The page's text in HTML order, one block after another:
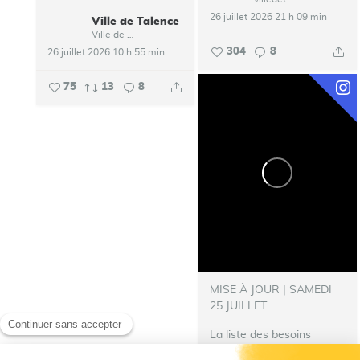
26 juillet 2026 21 h 09 min
304 8
Ville de Talence
26 juillet 2026 10 h 55 min
75 13 8
MISE À JOUR | SAMEDI
25 JUILLET
La liste des besoins
s’allonge !